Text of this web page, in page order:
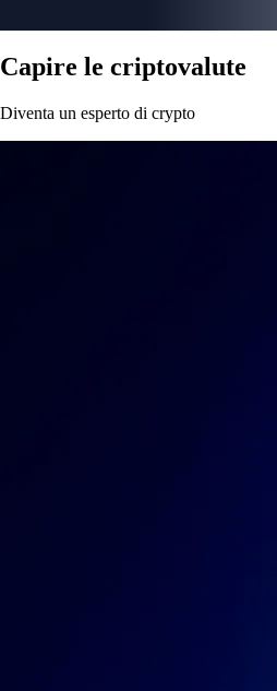
Capire le criptovalute
Diventa un esperto di crypto